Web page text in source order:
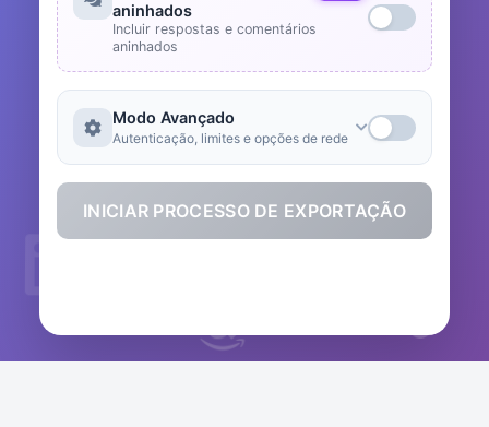
aninhados
Incluir respostas e comentários
aninhados
Modo Avançado
Autenticação, limites e opções de rede
INICIAR PROCESSO DE EXPORTAÇÃO